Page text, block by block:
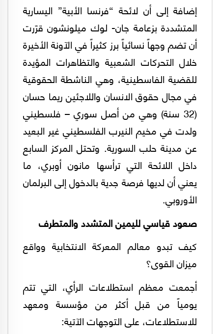
إضافة إلى أن لائحة “فرنسا الأبية” اليسارية
المتشددة بزعامة جان- لوك ميلونشون قرّرت
أن تضم وجهاً نسائياً برز كثيراً في الآونة الأخيرة
خلال التحركات الشعبية والتظاهرات المؤيدة
للقضية الفاسطينية، وهي الناشطة الحقوقية
في مجال حقوق الانسان واللاجئين ريما حسان
(32 سنة) وهي من أصل سوري – فلسطيني
ولدت في مخيم النيرب الفلسطيني غير البعيد
عن مدينة حلب السورية. وتحتل المركز السابع
داخل اللائحة التي ترأسها مانون أوبري، ما
يعني أن لديها فرصة جدية بالدخول إلى البرلمان
الأوروبي.
صعود قياسي لليمين المتشدد والمتطرف
كيف تبدو معالم المعركة الانتخابية وواقع
ميزان القوى؟
أجمعت معظم استطلاعات الرأي، التي تتم
يومياً من قبل أكثر من مؤسسة ومعهد
للاستطلاعات، على التوجهات الآتية: